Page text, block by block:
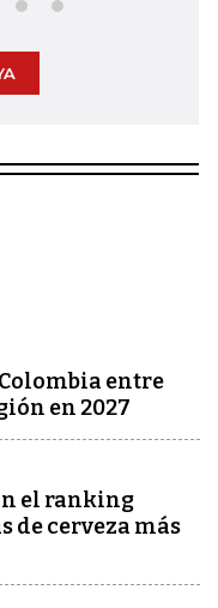
entre
en 2027
el ranking
de cerveza más